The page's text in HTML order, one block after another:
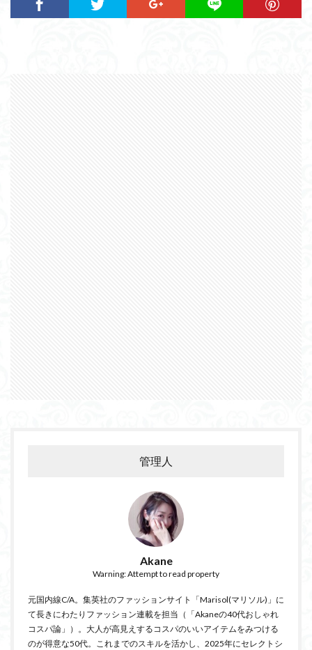
管理人
Akane
Warning: Attempt to read property
元国内線C/A。集英社のファッションサイト「Marisol(マリソル)」に
て長きにわたりファッション連載を担当（「Akaneの40代おしゃれ
コスパ論」）。大人が高見えするコスパのいいアイテムをみつける
のが得意な50代。これまでのスキルを活かし、2025年にセレクトシ